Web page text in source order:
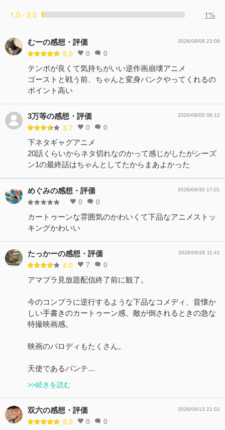
1.0 - 2.0
1%
むーの感想・評価
5.0 0 0
2026/08/08 23:08
テンポが良くて気持ちがいい逆作画崩壊アニメ
ゴーストと戦う前、ちゃんと変身バンクやってくれるの
ポイント高い
3万等の感想・評価
3.7 0 0
2026/08/05 08:12
下ネタギャグアニメ
20話くらいからネタ切れなのかって感じがしたがシーズ
ン1の最終話はちゃんとしてたからまあよかった
めぐみの感想・評価
- 0 0
2026/06/30 17:01
カートゥーンな雰囲気のかわいくて下品なアニメストッ
キングかわいい
たっかーの感想・評価
4.0 7 0
2026/06/26 11:41
アマプラ見放題配信終了前に観了。
今のコンプラに逆行するような下品なコメディ、昔懐か
しい手書きのカートゥーン感、敵が倒されるときの急な
特撮映画感。
映画のパロディもたくさん。
天使であるパンテ…
>>続きを読む
双六の感想・評価
5.0 0 0
2026/06/13 21:01